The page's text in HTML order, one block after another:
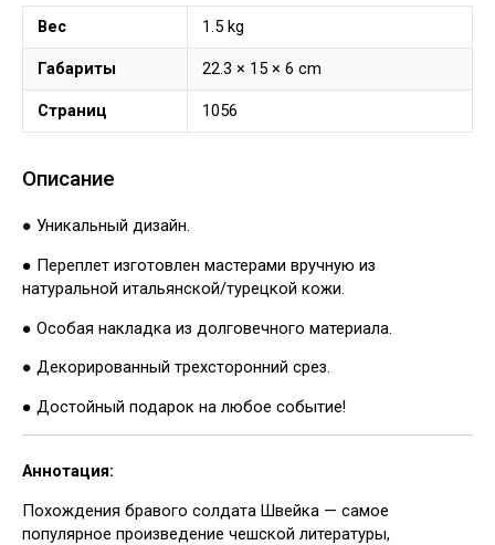
Вес 1.5 kg
Габариты 22.3 × 15 × 6 cm
Страниц 1056
Описание
● Уникальный дизайн.
● Переплет изготовлен мастерами вручную из
натуральной итальянской/турецкой кожи.
● Особая накладка из долговечного материала.
● Декорированный трехсторонний срез.
● Достойный подарок на любое событие!
Аннотация:
Похождения бравого солдата Швейка — самое
популярное произведение чешской литературы,